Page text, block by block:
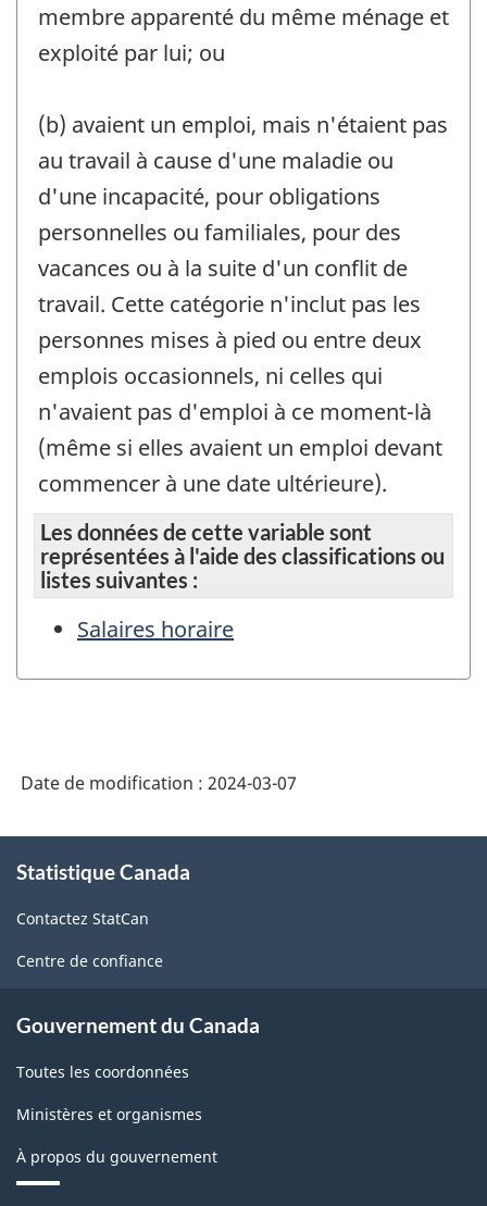
membre apparenté du même ménage et
exploité par lui; ou
(b) avaient un emploi, mais n'étaient pas
au travail à cause d'une maladie ou
d'une incapacité, pour obligations
personnelles ou familiales, pour des
vacances ou à la suite d'un conflit de
travail. Cette catégorie n'inclut pas les
personnes mises à pied ou entre deux
emplois occasionnels, ni celles qui
n'avaient pas d'emploi à ce moment-là
(même si elles avaient un emploi devant
commencer à une date ultérieure).
Les données de cette variable sont
représentées à l'aide des classifications ou
listes suivantes :
Salaires horaire
Date de modification : 2024-03-07
propos
ce
site
Statistique Canada
Contactez StatCan
Centre de confiance
Gouvernement du Canada
Toutes les coordonnées
Ministères et organismes
À propos du gouvernement